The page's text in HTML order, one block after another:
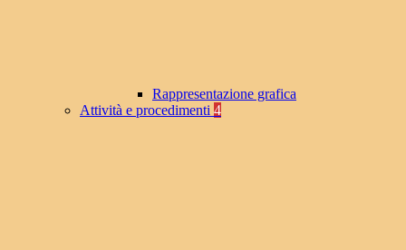
Rappresentazione grafica
Attività e procedimenti 4